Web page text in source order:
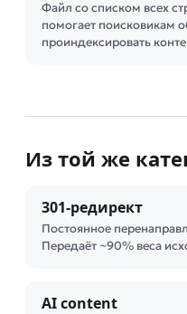
Файл со списком всех
помогает поисковикам
проиндексировать
Из той же
301-редирект
Постоянное
Передаёт ~90% веса
AI content